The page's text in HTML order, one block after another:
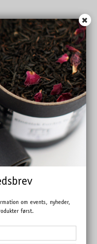
om events, nyheder,
først.